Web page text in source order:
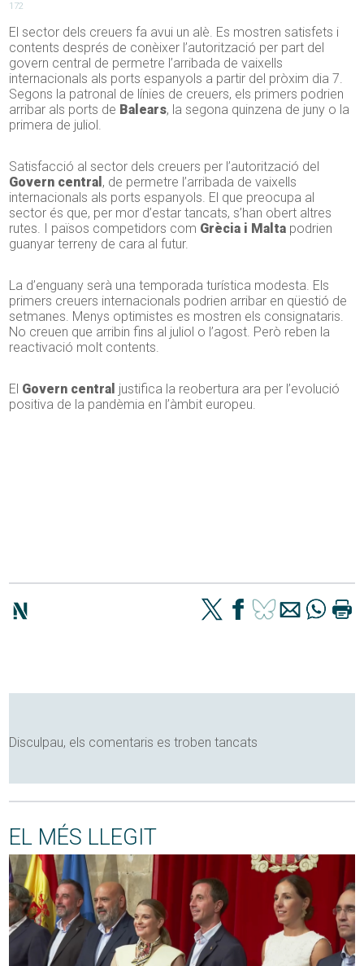
172
El sector dels creuers fa avui un alè. Es mostren satisfets i
contents després de conèixer l’autorització per part del
govern central de permetre l’arribada de vaixells
internacionals als ports espanyols a partir del pròxim dia 7.
Segons la patronal de línies de creuers, els primers podrien
arribar als ports de Balears, la segona quinzena de juny o la
primera de juliol.
Satisfacció al sector dels creuers per l’autorització del
Govern central , de permetre l’arribada de vaixells
internacionals als ports espanyols. El que preocupa al
sector és que, per mor d’estar tancats, s’han obert altres
rutes. I països competidors com Grècia i Malta podrien
guanyar terreny de cara al futur.
La d’enguany serà una temporada turística modesta. Els
primers creuers internacionals podrien arribar en qüestió de
setmanes. Menys optimistes es mostren els consignataris.
No creuen que arribin fins al juliol o l’agost. Però reben la
reactivació molt contents.
El Govern central justifica la reobertura ara per l’evolució
positiva de la pandèmia en l’àmbit europeu.
Disculpau, els comentaris es troben tancats
EL MÉS LLEGIT